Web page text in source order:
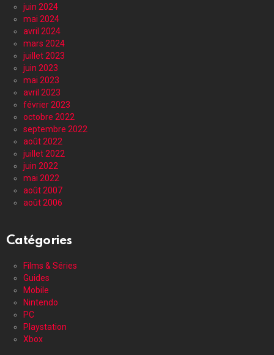
juin 2024
mai 2024
avril 2024
mars 2024
juillet 2023
juin 2023
mai 2023
avril 2023
février 2023
octobre 2022
septembre 2022
août 2022
juillet 2022
juin 2022
mai 2022
août 2007
août 2006
Catégories
Films & Séries
Guides
Mobile
Nintendo
PC
Playstation
Xbox